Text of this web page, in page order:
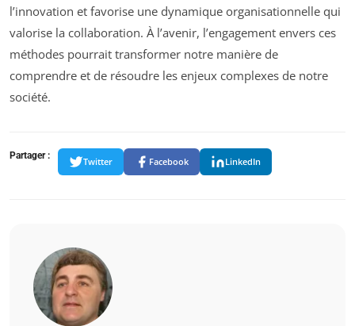
l’innovation et favorise une dynamique organisationnelle qui
valorise la collaboration. À l’avenir, l’engagement envers ces
méthodes pourrait transformer notre manière de
comprendre et de résoudre les enjeux complexes de notre
société.
Partager :
Twitter Facebook LinkedIn